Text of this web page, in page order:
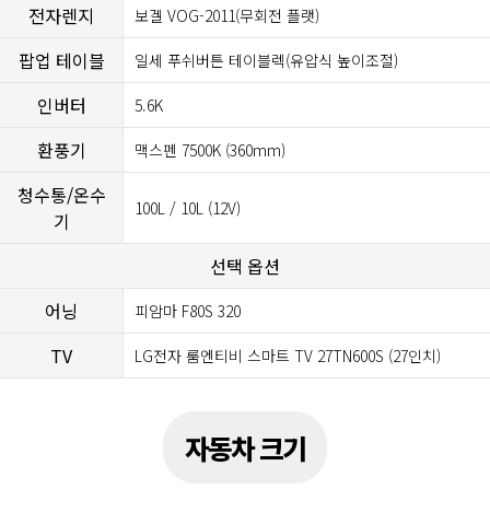
전자렌지 보겔 VOG-2011(무회전 플랫)
팝업 테이블 일세 푸쉬버튼 테이블렉(유압식 높이조절)
인버터 5.6K
환풍기 맥스펜 7500K (360mm)
청수통/온수
기
100L / 10L (12V)
선택 옵션
어닝
피암마 F80S 320
TV LG전자 룸엔티비 스마트 TV 27TN600S (27인치)
자동차 크기